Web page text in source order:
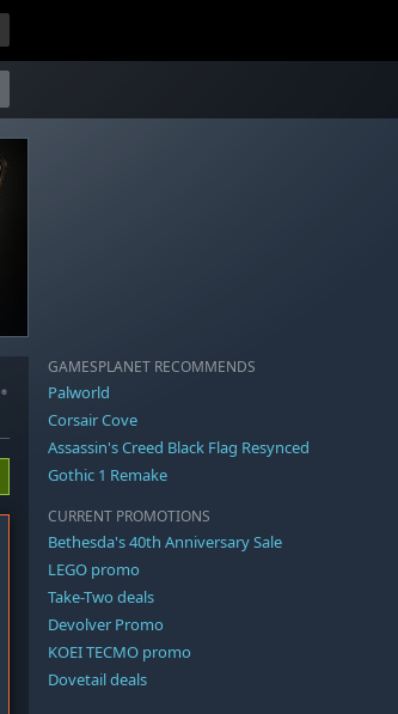
GAMESPLANET RECOMMENDS
Palworld
Corsair Cove
Assassin's Creed Black Flag Resynced
Gothic 1 Remake
CURRENT PROMOTIONS
Bethesda's 40th Anniversary Sale
LEGO promo
Take-Two deals
Devolver Promo
KOEI TECMO promo
Dovetail deals